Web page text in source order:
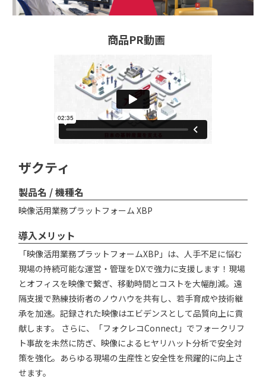
商品PR動画
ザクティ
製品名 / 機種名
映像活用業務プラットフォーム XBP
導入メリット
「映像活用業務プラットフォームXBP」は、人手不足に悩む
現場の持続可能な運営・管理をDXで強力に支援します！現場
とオフィスを映像で繋ぎ、移動時間とコストを大幅削減。遠
隔支援で熟練技術者のノウハウを共有し、若手育成や技術継
承を加速。記録された映像はエビデンスとして品質向上に貢
献します。 さらに、「フォクレコConnect」でフォークリフ
ト事故を未然に防ぎ、映像によるヒヤリハット分析で安全対
策を強化。あらゆる現場の生産性と安全性を飛躍的に向上さ
せます。